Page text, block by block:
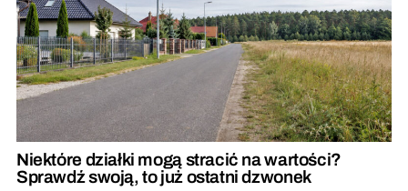
Niektóre działki mogą stracić na wartości?
Sprawdź swoją, to już ostatni dzwonek